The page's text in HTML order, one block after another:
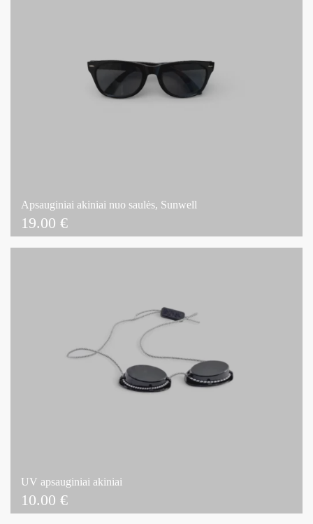
Apsauginiai akiniai nuo saulės, Sunwell
19.00 €
UV apsauginiai akiniai
10.00 €